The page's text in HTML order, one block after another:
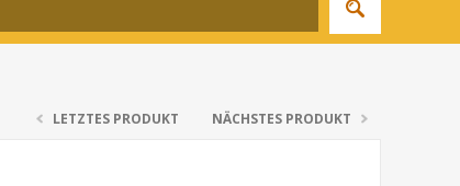
LETZTES PRODUKT NÄCHSTES PRODUKT